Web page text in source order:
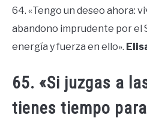
64. «Tengo un deseo ahora:
abandono imprudente por el
energía y fuerza en ello».
65. «Si juzgas a
tienes tiempo